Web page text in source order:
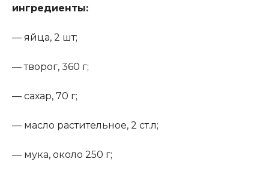
ингредиенты:
— яйца, 2 шт;
— творог, 360 г;
— сахар, 70 г;
— масло растительное, 2 ст.л;
— мука, около 250 г;